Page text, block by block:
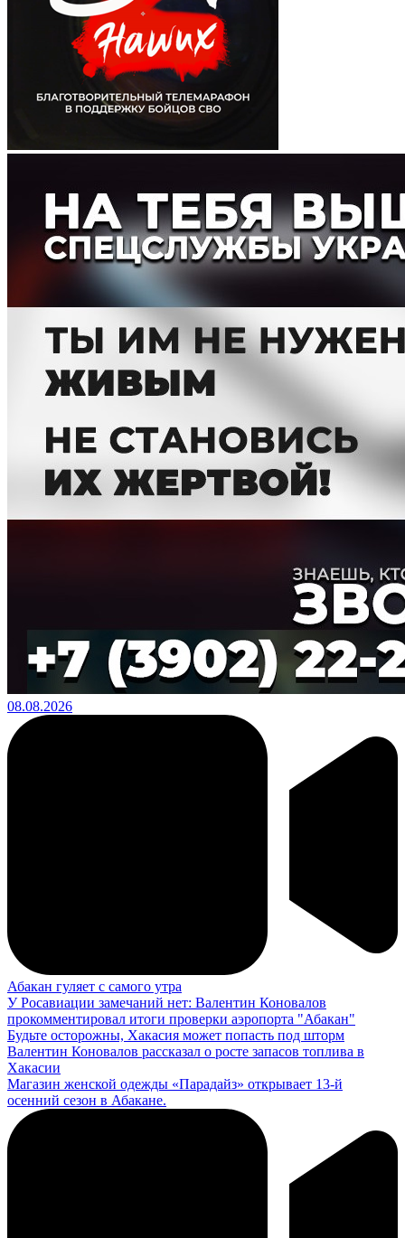
08.08.2026
Абакан гуляет с самого утра
У Росавиации замечаний нет: Валентин Коновалов
прокомментировал итоги проверки аэропорта "Абакан"
Будьте осторожны, Хакасия может попасть под шторм
Валентин Коновалов рассказал о росте запасов топлива в
Хакасии
Магазин женской одежды «Парадайз» открывает 13-й
осенний сезон в Абакане.